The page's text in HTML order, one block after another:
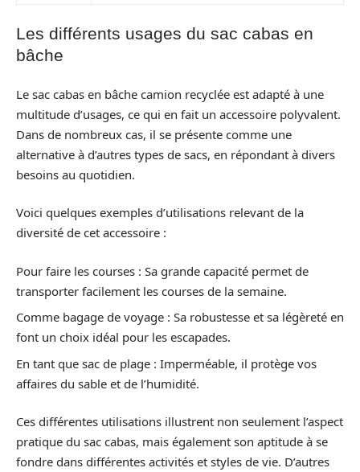
Les différents usages du sac cabas en
bâche
Le sac cabas en bâche camion recyclée est adapté à une
multitude d’usages, ce qui en fait un accessoire polyvalent.
Dans de nombreux cas, il se présente comme une
alternative à d’autres types de sacs, en répondant à divers
besoins au quotidien.
Voici quelques exemples d’utilisations relevant de la
diversité de cet accessoire :
Pour faire les courses : Sa grande capacité permet de
transporter facilement les courses de la semaine.
Comme bagage de voyage : Sa robustesse et sa légèreté en
font un choix idéal pour les escapades.
En tant que sac de plage : Imperméable, il protège vos
affaires du sable et de l’humidité.
Ces différentes utilisations illustrent non seulement l’aspect
pratique du sac cabas, mais également son aptitude à se
fondre dans différentes activités et styles de vie. D’autres